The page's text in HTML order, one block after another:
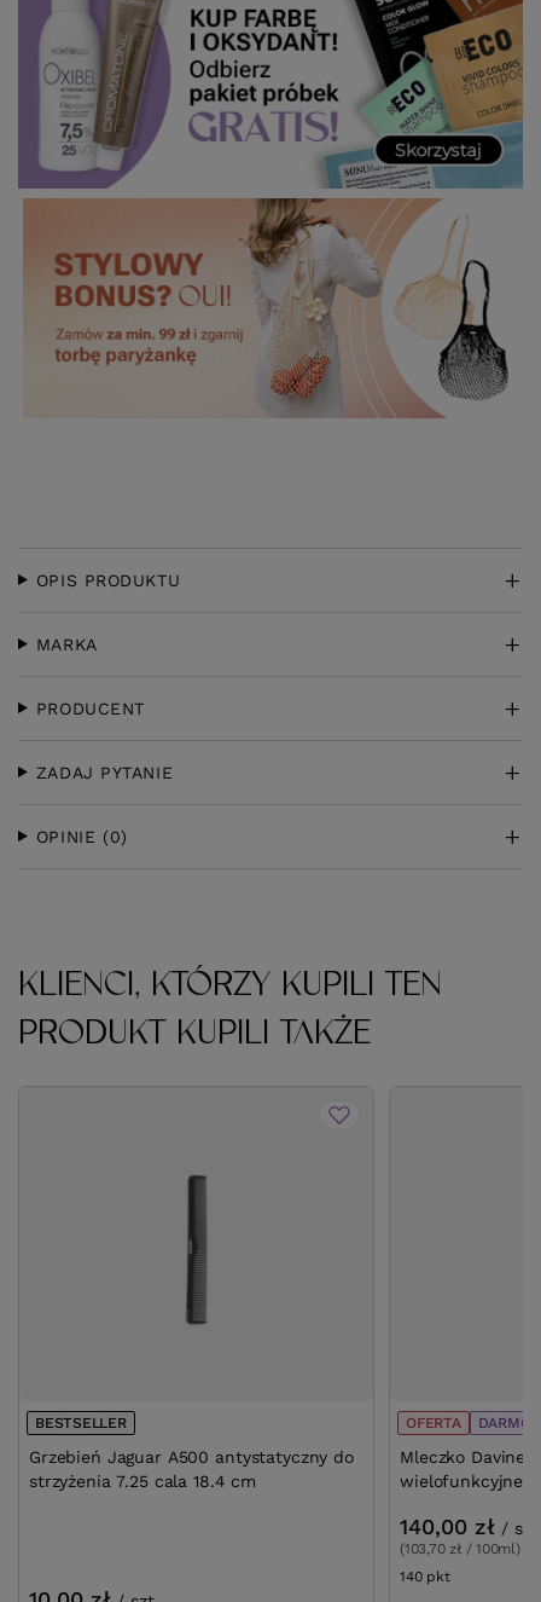
OPIS PRODUKTU
MARKA
PRODUCENT
ZADAJ PYTANIE
OPINIE (0)
KLIENCI, KTÓRZY KUPILI TEN
PRODUKT KUPILI TAKŻE
BESTSELLER
Grzebień Jaguar A500 antystatyczny do
strzyżenia 7.25 cala 18.4 cm
OFERTA
Mleczko Davines
wielofunkcyjne
140,00 zł /
(103,70 zł / 100ml)
140 pktpunktów